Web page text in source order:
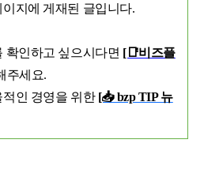
지에 게재된 글입니다.
인하고 싶으시다면 [📑비즈플
주세요.
인 경영을 위한 [📥 bzp TIP 뉴